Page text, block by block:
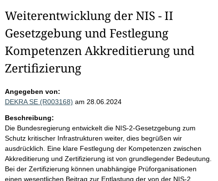
Weiterentwicklung der NIS - II
Gesetzgebung und Festlegung
Kompetenzen Akkreditierung und
Zertifizierung
Angegeben von:
DEKRA SE (R003168) am 28.06.2024
Beschreibung:
Die Bundesregierung entwickelt die NIS-2-Gesetzgebung zum
Schutz kritischer Infrastrukturen weiter, dies begrüßen wir
ausdrücklich. Eine klare Festlegung der Kompetenzen zwischen
Akkreditierung und Zertifizierung ist von grundlegender Bedeutung.
Bei der Zertifizierung können unabhängige Prüforganisationen
einen wesentlichen Beitrag zur Entlastung der von der NIS-2